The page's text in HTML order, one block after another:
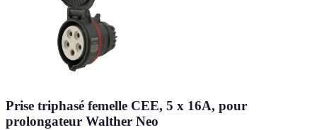
Prise triphasé femelle CEE, 5 x 16A, pour
prolongateur Walther Neo